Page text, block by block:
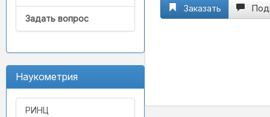
Задать вопрос
Наукометрия
РИНЦ
Заказать